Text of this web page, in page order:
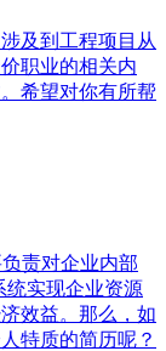
及到工程项目从
职业的相关内
希望对你有所帮
责对企业内部
统实现企业资源
效益。那么，如
特质的简历呢？